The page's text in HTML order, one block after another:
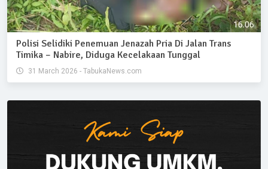
Polisi Selidiki Penemuan Jenazah Pria Di Jalan Trans
Timika – Nabire, Diduga Kecelakaan Tunggal
31 March 2026 - TabukaNews.com